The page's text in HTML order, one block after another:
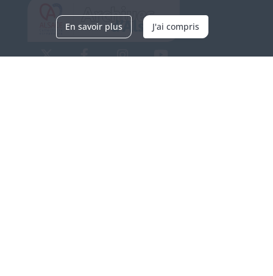
En savoir plus J'ai compris